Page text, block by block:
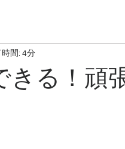
きる！頑
間: 4分